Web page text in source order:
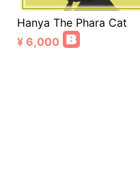
Hanya The Phara Cat
¥ 6,000